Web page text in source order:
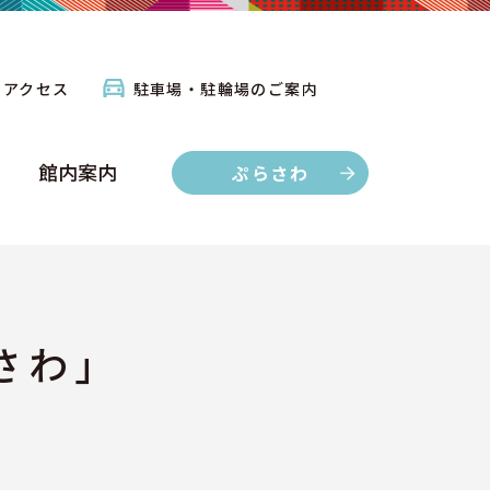
アクセス 駐車場・駐輪場のご案内
館内案内 ぷらさわ
」